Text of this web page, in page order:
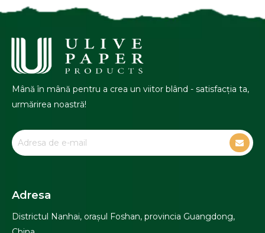
Mână în mână pentru a crea un viitor blând - satisfacția ta,
urmărirea noastră!
Adresa
Districtul Nanhai, orașul Foshan, provincia Guangdong,